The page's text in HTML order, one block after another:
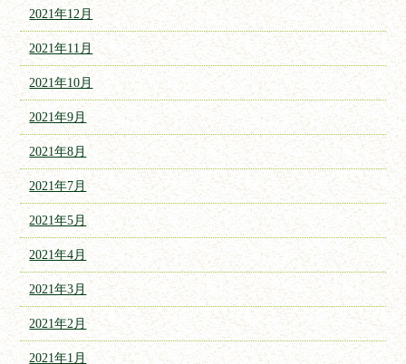
2021年12月
2021年11月
2021年10月
2021年9月
2021年8月
2021年7月
2021年5月
2021年4月
2021年3月
2021年2月
2021年1月